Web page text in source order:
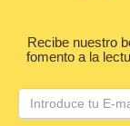
Recibe nuestro
fomento a la